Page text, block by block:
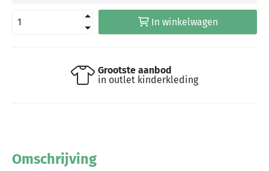
In winkelwagen
Grootste aanbod
in outlet kinderkleding
Omschrijving